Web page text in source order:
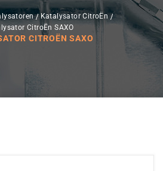
Katalysator CitroËn
CitroËn SAXO
CITROËN SAXO